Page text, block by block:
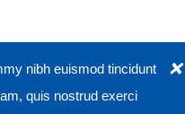
nibh euismod tincidunt
quis nostrud exerci